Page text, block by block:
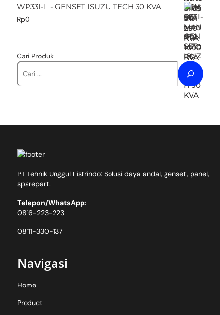
WP33I-L - GENSET ISUZU TECH 30 KVA
Rp0
Cari Produk
PT Tehnik Unggul Listrindo: Solusi daya andal, genset, panel,
sparepart.
Telepon/WhatsApp:
0816-223-223
08111-330-137
Navigasi
Home
Product